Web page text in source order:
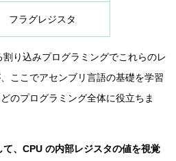
フラグレジスタ
り込みプログラミングでこれらのレ
ここでアセンブリ言語の基礎を学習
のプログラミング全体に役立ちま
、CPU の内部レジスタの値を視覚